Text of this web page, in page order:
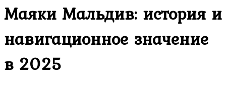
Маяки Мальдив: история и
навигационное значение
в 2025